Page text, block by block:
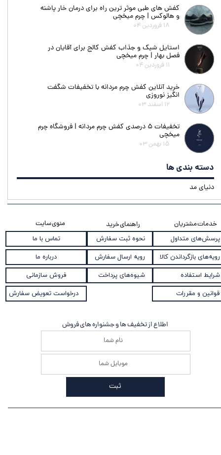
کفش های طبی موثر ترین راه برای درمان خار پاشنه
و هالوکس | چرم میخچی
۱۸ فروردین ۰۴
استایل شیک و جذاب کفش کالج برای آقایان در
فصل بهار | چرم میخچی
۱۱ فروردین ۰۴
خرید آنلاین کفش چرم مردانه با تخفیفات شگفت
انگیز نوروزی
۱۲ اسفند ۰۳
تخفیفات ۵ درصدی کفش چرم مردانه | فروشگاه چرم
میخچی
۱۵ بهمن ۰۳
دسته بندی ها
دنیای مد
راهنمای خرید
نحوه ثبت سفارش
رویه ارسال سفارش
شیوه‌های پرداخت
خدمات مشتریان
پرسش‌های متداول
رویه‌های بازگرداندن کالا
شرایط استفاده
قوانین و مقررات
منوی سایت
تماس با ما
درباره ما
فروش سازمانی
درخواست تعویض سفارش
اطلاع از تخفیف ها و جشنواره های فروش
ثبت